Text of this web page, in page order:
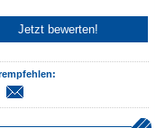
Jetzt bewerten!